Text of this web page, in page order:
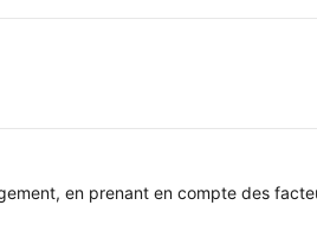
en prenant en compte des